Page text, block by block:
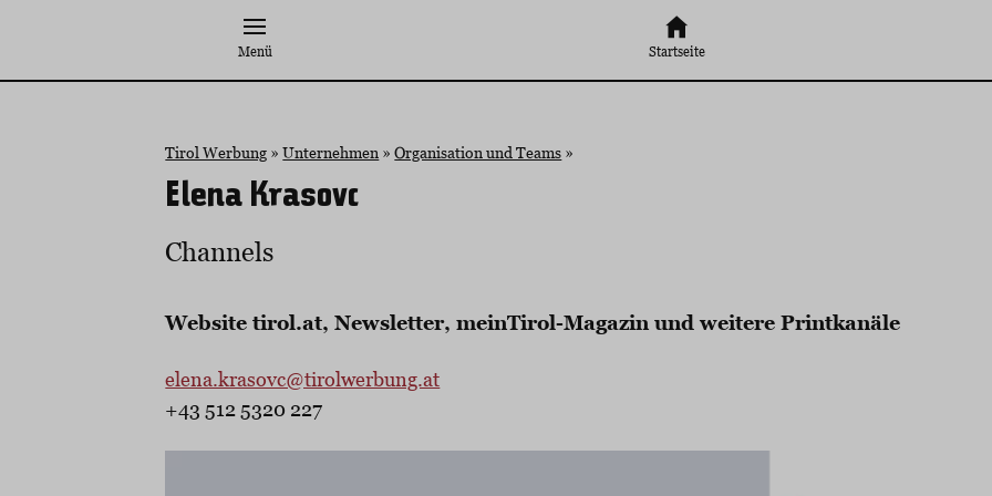
Menü Startseite
Tirol Werbung »Unternehmen »Organisation und Teams »
Elena Krasovc
Channels
Website tirol.at, Newsletter, meinTirol-Magazin und weitere Printkanäle
elena.krasovc@tirolwerbung.at
+43 512 5320 227